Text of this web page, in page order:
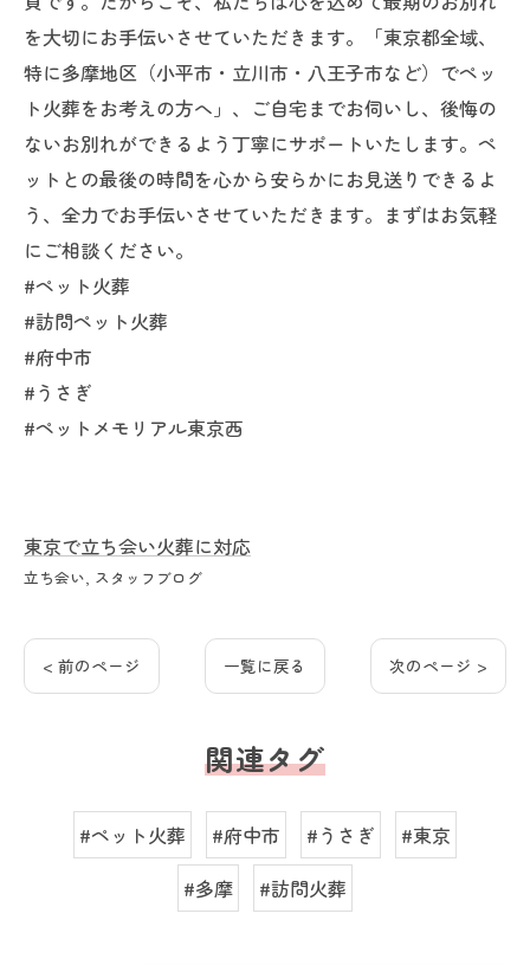
を大切にお手伝いさせていただきます。「東京都全域、
特に多摩地区（小平市・立川市・八王子市など）でペッ
ト火葬をお考えの方へ」、ご自宅までお伺いし、後悔の
ないお別れができるよう丁寧にサポートいたします。ペ
ットとの最後の時間を心から安らかにお見送りできるよ
う、全力でお手伝いさせていただきます。まずはお気軽
にご相談ください。
#ペット火葬
#訪問ペット火葬
#府中市
#うさぎ
#ペットメモリアル東京西
東京で立ち会い火葬に対応
立ち会い スタッフブログ
< 前のページ 一覧に戻る 次のページ >
関連タグ
#ペット火葬 #府中市 #うさぎ
#東京
#多摩
#訪問火葬